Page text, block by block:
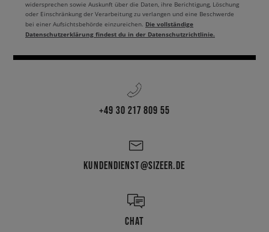
widersprechen sowie Auskunft über die Daten, ihre Berichtigung, Löschung
oder Einschränkung der Verarbeitung zu verlangen und eine Beschwerde
bei einer Aufsichtsbehörde einzureichen. Die vollständige
Datenschutzerklärung findest du in der Datenschutzrichtlinie.
+49 30 217 809 55
KUNDENDIENST@SIZEER.DE
CHAT